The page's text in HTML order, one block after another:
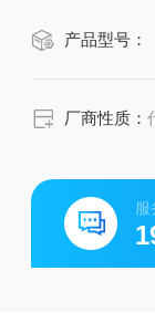
用。
产品型号：
厂商性质：